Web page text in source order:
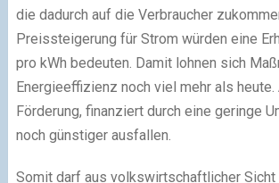
die dadurch auf die Verbraucher
Preissteigerung für Strom würden eine
pro kWh bedeuten. Damit lohnen sich
Energieeffizienz noch viel mehr als heute.
Förderung, finanziert durch eine geringe
noch günstiger ausfallen.
Somit darf aus volkswirtschaftlicher Sicht